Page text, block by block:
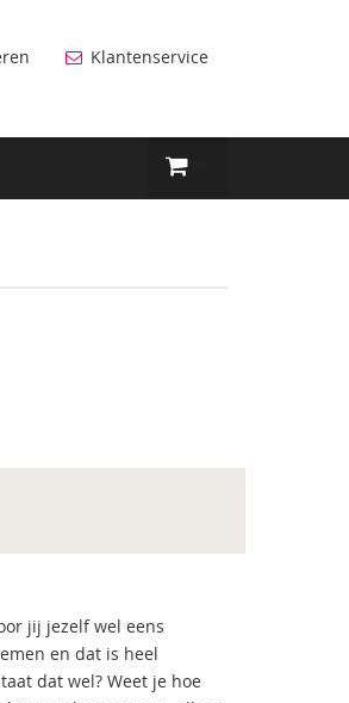
Klantenservice
jij jezelf wel eens
en dat is heel
dat wel? Weet je hoe